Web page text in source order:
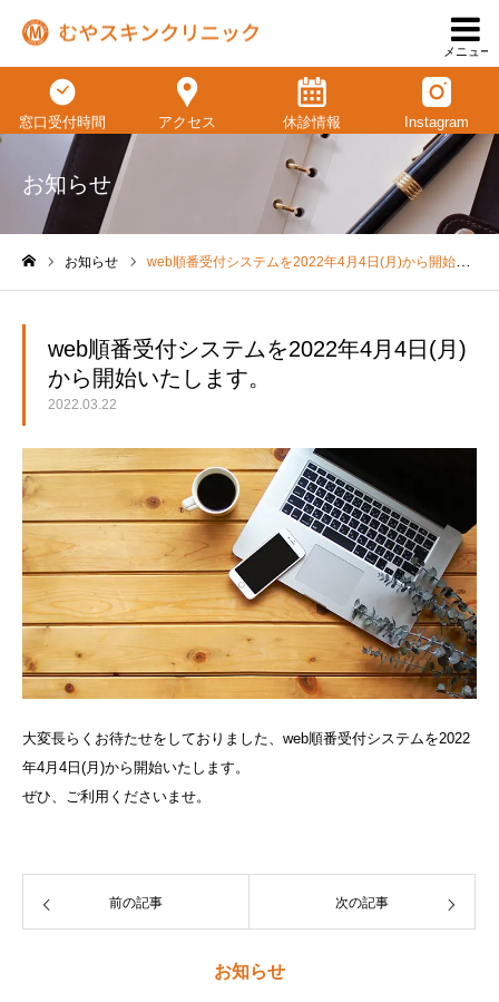
メニュー
窓口受付時間 アクセス 休診情報 Instagram
お知らせ
お知らせ web順番受付システムを2022年4月4日(月)から開始いたします。
web順番受付システムを2022年4月4日(月)
から開始いたします。
2022.03.22
大変長らくお待たせをしておりました、web順番受付システムを2022
年4月4日(月)から開始いたします。
ぜひ、ご利用くださいませ。
前の記事 次の記事
お知らせ